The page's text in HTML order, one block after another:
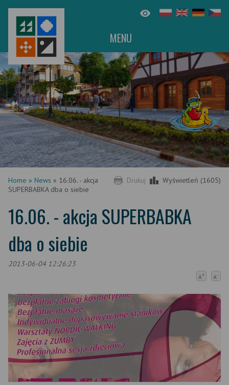
MENU
Drukuj Wyświetleń (1605)
Home » News » 16.06. - akcja
SUPERBABKA dba o siebie
16.06. - akcja SUPERBABKA
dba o siebie
2013-06-04 12:26:23
A+ A-